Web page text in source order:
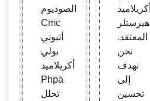
الصوديوم
Cmc
أنيوني
بولي
أكريلاميد
Phpa
تحلل
أكريلاميد
هيرستلر
المعتقد.
نحن
نهدف
إلى
تحسين